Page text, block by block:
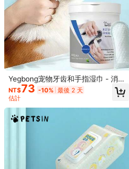
Yegbong宠物牙齿和手指湿巾 - 消除
口臭、去除牙垢、美白牙齿。狗狗口
腔护理指套
NT$73 -10% 最後 2 天
估計